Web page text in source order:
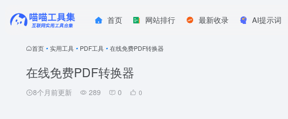
首页 网站排行 最新收录 AI提示词
首页 • 实用工具 • PDF工具 • 在线免费PDF转换器
在线免费PDF转换器
8个月前更新 289 0 0